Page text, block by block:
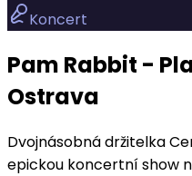
Koncert
Pam Rabbit -
Ostrava
Dvojnásobná držitelka
epickou koncertní show